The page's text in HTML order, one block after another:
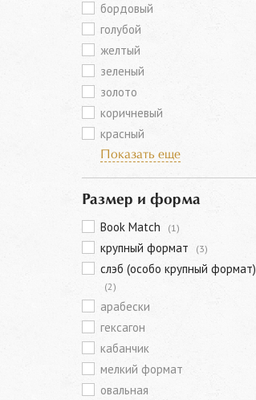
бордовый
голубой
желтый
зеленый
золото
коричневый
красный
Показать еще
Размер и форма
Book Match (1)
крупный формат (3)
слэб (особо крупный формат)
(2)
арабески
гексагон
кабанчик
мелкий формат
овальная